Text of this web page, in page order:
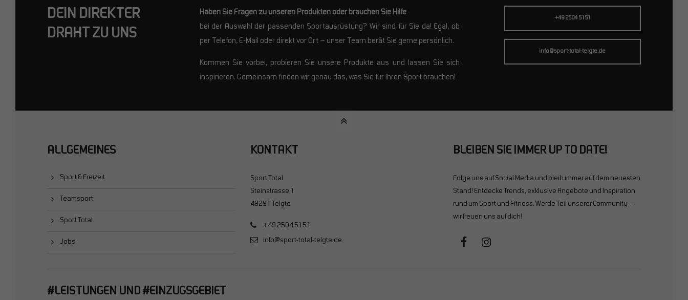
DEIN DIREKTER
DRAHT ZU UNS
Haben Sie Fragen zu unseren Produkten oder brauchen Sie Hilfe
bei der Auswahl der passenden Sportausrüstung? Wir sind für Sie da! Egal, ob
per Telefon, E-Mail oder direkt vor Ort – unser Team berät Sie gerne persönlich.
Kommen Sie vorbei, probieren Sie unsere Produkte aus und lassen Sie sich
inspirieren. Gemeinsam finden wir genau das, was Sie für Ihren Sport brauchen!
+49 2504 5151
info@sport-total-telgte.de
ALLGEMEINES
Sport & Freizeit
Teamsport
Sport Total
Jobs
KONTAKT
Sport Total
Steinstrasse 1
48291 Telgte
+49 2504 5151
info@sport-total-telgte.de
BLEIBEN SIE IMMER UP TO DATE!
Folge uns auf Social Media und bleib immer auf dem neuesten
Stand! Entdecke Trends, exklusive Angebote und Inspiration
rund um Sport und Fitness. Werde Teil unserer Community –
wir freuen uns auf dich!
#LEISTUNGEN UND #EINZUGSGEBIET